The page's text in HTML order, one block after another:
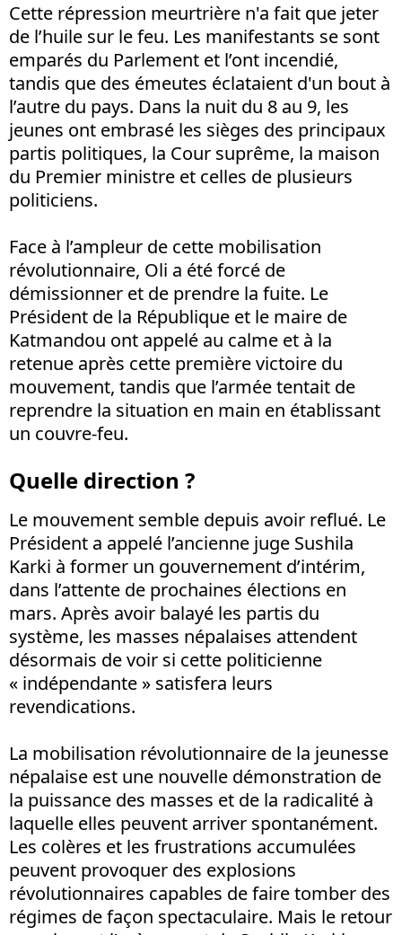
Cette répression meurtrière n'a fait que jeter
de l’huile sur le feu. Les manifestants se sont
emparés du Parlement et l’ont incendié,
tandis que des émeutes éclataient d'un bout à
l’autre du pays. Dans la nuit du 8 au 9, les
jeunes ont embrasé les sièges des principaux
partis politiques, la Cour suprême, la maison
du Premier ministre et celles de plusieurs
politiciens.
Face à l’ampleur de cette mobilisation
révolutionnaire, Oli a été forcé de
démissionner et de prendre la fuite. Le
Président de la République et le maire de
Katmandou ont appelé au calme et à la
retenue après cette première victoire du
mouvement, tandis que l’armée tentait de
reprendre la situation en main en établissant
un couvre-feu.
Quelle direction ?
Le mouvement semble depuis avoir reflué. Le
Président a appelé l’ancienne juge Sushila
Karki à former un gouvernement d’intérim,
dans l’attente de prochaines élections en
mars. Après avoir balayé les partis du
système, les masses népalaises attendent
désormais de voir si cette politicienne
« indépendante » satisfera leurs
revendications.
La mobilisation révolutionnaire de la jeunesse
népalaise est une nouvelle démonstration de
la puissance des masses et de la radicalité à
laquelle elles peuvent arriver spontanément.
Les colères et les frustrations accumulées
peuvent provoquer des explosions
révolutionnaires capables de faire tomber des
régimes de façon spectaculaire. Mais le retour